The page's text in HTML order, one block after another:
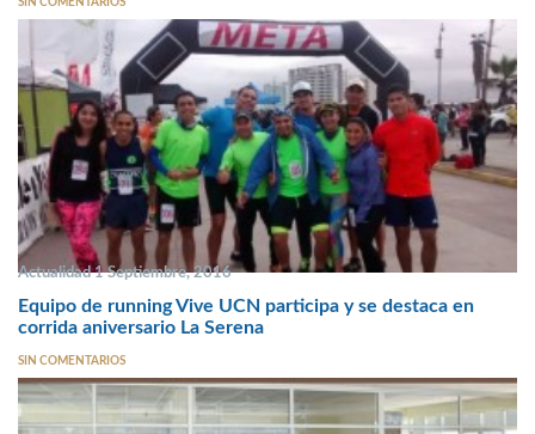
Actualidad 1 Septiembre, 2016
Equipo de running Vive UCN participa y se destaca en
corrida aniversario La Serena
SIN COMENTARIOS